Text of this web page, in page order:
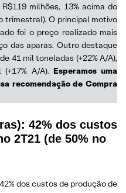
milhões, 13% acima do
trimestral). O principal motivo
foi o preço realizado mais
das aparas. Outro destaque
41 mil toneladas (+22% A/A),
A/A). Esperamos uma
recomendação de Compra
42% dos custos
2T21 (de 50% no
dos custos de produção de